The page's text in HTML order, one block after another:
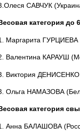
САВЧУК
категория до
Маргарита ГУРЦИЕВА
Валентина КАРАУШ
Виктория ДЕНИСЕНКО
Ольга НАМАЗОВА
категория
Анна БАЛАШОВА